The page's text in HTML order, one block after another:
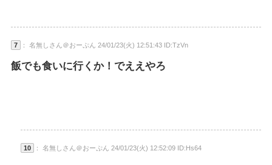
7 ： 名無しさん＠おーぷん 24/01/23(火) 12:51:43 ID:TzVn
飯でも食いに行くか！でええやろ
10 ： 名無しさん＠おーぷん 24/01/23(火) 12:52:09 ID:Hs64